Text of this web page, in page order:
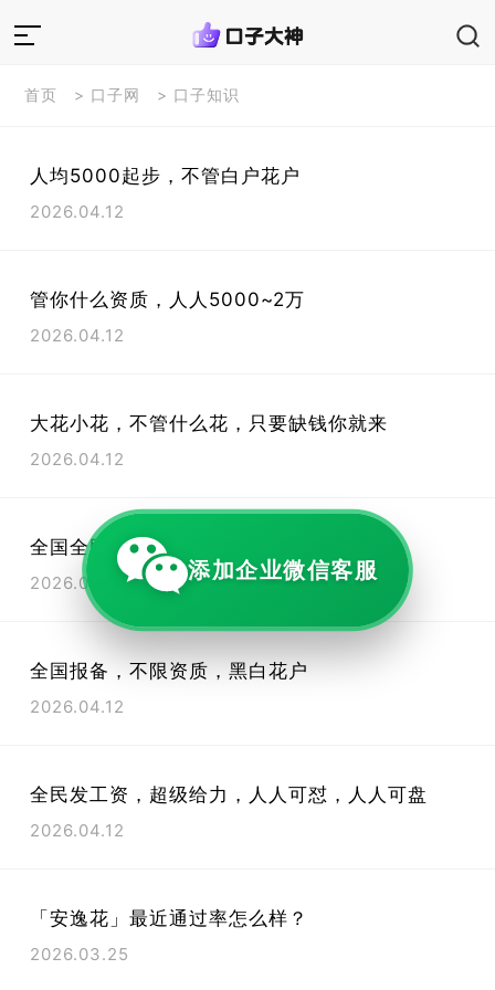
首页 > 口子网 > 口子知识
人均5000起步，不管白户花户
2026.04.12
管你什么资质，人人5000~2万
2026.04.12
大花小花，不管什么花，只要缺钱你就来
2026.04.12
全国全民疯狂盘，人人盲批4000~1w
2026.04.12
全国报备，不限资质，黑白花户
2026.04.12
全民发工资，超级给力，人人可怼，人人可盘
2026.04.12
「安逸花」最近通过率怎么样？
2026.03.25
添加企业微信客服